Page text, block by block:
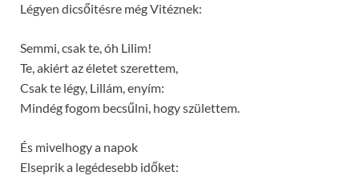
Légyen dicsőitésre még Vitéznek:
Semmi, csak te, óh Lilim!
Te, akiért az életet szerettem,
Csak te légy, Lillám, enyím:
Mindég fogom becsűlni, hogy születtem.
És mivelhogy a napok
Elseprik a legédesebb időket: